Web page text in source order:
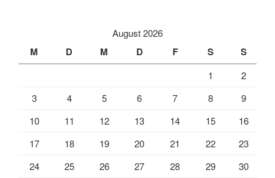
August 2026
M D M D F S S
1
2
3
4 5 6 7 8
9
10
11 12 13 14 15
16
17
18 19 20 21 22
23
24
25 26 27 28 29
30